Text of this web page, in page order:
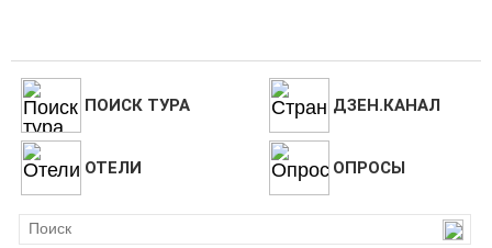
ПОИСК ТУРА ДЗЕН.КАНАЛ
ОТЕЛИ ОПРОСЫ